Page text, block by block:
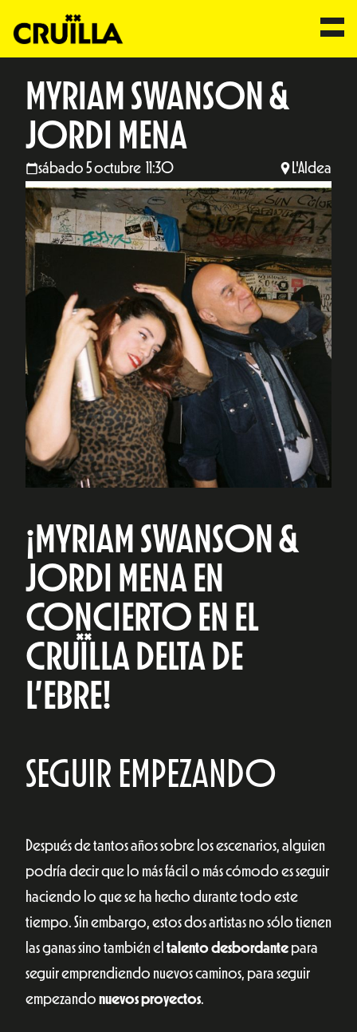
MYRIAM SWANSON &
JORDI MENA
sábado 5 octubre 11:30 L'Aldea
¡MYRIAM SWANSON &
JORDI MENA EN
CONCIERTO EN EL
CRUÏLLA DELTA DE
L’EBRE!
SEGUIR EMPEZANDO
Después de tantos años sobre los escenarios, alguien
podría decir que lo más fácil o más cómodo es seguir
haciendo lo que se ha hecho durante todo este
tiempo. Sin embargo, estos dos artistas no sólo tienen
las ganas sino también el talento desbordantepara
seguir emprendiendo nuevos caminos, para seguir
empezando nuevos proyectos.